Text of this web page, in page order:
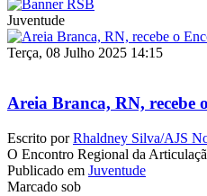
Juventude
Terça, 08 Julho 2025 14:15
Areia Branca, RN, recebe
Escrito porRhaldney Silva/AJS
O Encontro Regional da
Publicado em Juventude
Marcado sob